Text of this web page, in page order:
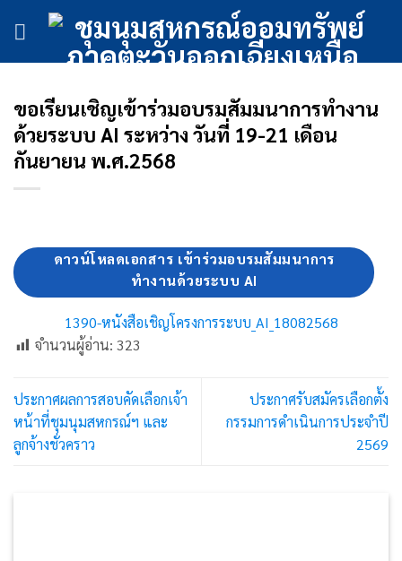
ขอเรียนเชิญเข้าร่วมอบรมสัมมนาการทำงาน
ด้วยระบบ AI ระหว่าง วันที่ 19-21 เดือน
กันยายน พ.ศ.2568
ดาวน์โหลดเอกสาร เข้าร่วมอบรมสัมมนาการ
ทำงานด้วยระบบ AI
1390-หนังสือเชิญโครงการระบบ_AI_18082568
จำนวนผู้อ่าน: 323
ประกาศผลการสอบคัดเลือกเจ้า
หน้าที่ชุมนุมสหกรณ์ฯ และ
ลูกจ้างชั่วคราว
ประกาศรับสมัครเลือกตั้ง
กรรมการดำเนินการประจำปี
2569